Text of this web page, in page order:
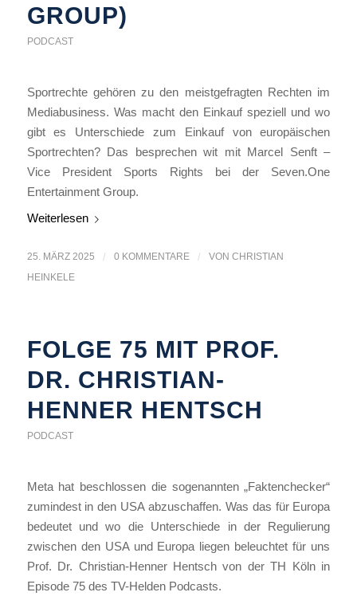
GROUP)
PODCAST
Sportrechte gehören zu den meistgefragten Rechten im
Mediabusiness. Was macht den Einkauf speziell und wo
gibt es Unterschiede zum Einkauf von europäischen
Sportrechten? Das besprechen wit mit Marcel Senft –
Vice President Sports Rights bei der Seven.One
Entertainment Group.
Weiterlesen
25. MÄRZ 2025 / 0 KOMMENTARE / VON CHRISTIAN
HEINKELE
FOLGE 75 MIT PROF.
DR. CHRISTIAN-
HENNER HENTSCH
PODCAST
Meta hat beschlossen die sogenannten „Faktenchecker“
zumindest in den USA abzuschaffen. Was das für Europa
bedeutet und wo die Unterschiede in der Regulierung
zwischen den USA und Europa liegen beleuchtet für uns
Prof. Dr. Christian-Henner Hentsch von der TH Köln in
Episode 75 des TV-Helden Podcasts.